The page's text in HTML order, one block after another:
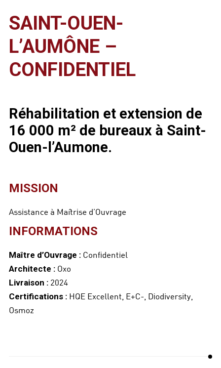
SAINT-OUEN-
L’AUMÔNE –
CONFIDENTIEL
Réhabilitation et extension de
16 000 m² de bureaux à Saint-
Ouen-l’Aumone.
MISSION
Assistance à Maîtrise d’Ouvrage
INFORMATIONS
Maître d’Ouvrage :Confidentiel
Architecte :Oxo
Livraison :2024
Certifications :HQE Excellent, E+C-, Diodiversity,
Osmoz